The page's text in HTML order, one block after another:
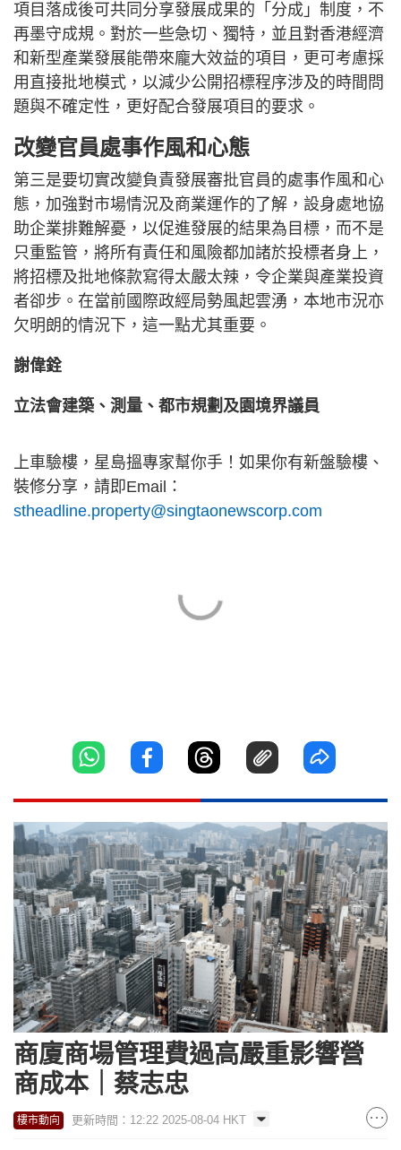
項目落成後可共同分享發展成果的「分成」制度，不
再墨守成規。對於一些急切、獨特，並且對香港經濟
和新型產業發展能帶來龐大效益的項目，更可考慮採
用直接批地模式，以減少公開招標程序涉及的時間問
題與不確定性，更好配合發展項目的要求。
改變官員處事作風和心態
第三是要切實改變負責發展審批官員的處事作風和心
態，加強對市場情況及商業運作的了解，設身處地協
助企業排難解憂，以促進發展的結果為目標，而不是
只重監管，將所有責任和風險都加諸於投標者身上，
將招標及批地條款寫得太嚴太辣，令企業與產業投資
者卻步。在當前國際政經局勢風起雲湧，本地市況亦
欠明朗的情況下，這一點尤其重要。
謝偉銓
立法會建築、測量、都市規劃及園境界議員
上車驗樓，星島搵專家幫你手！如果你有新盤驗樓、
裝修分享，請即Email：
stheadline.property@singtaonewscorp.com
商廈商場管理費過高嚴重影響營
商成本｜蔡志忠
樓市動向 更新時間：12:22 2025-08-04 HKT